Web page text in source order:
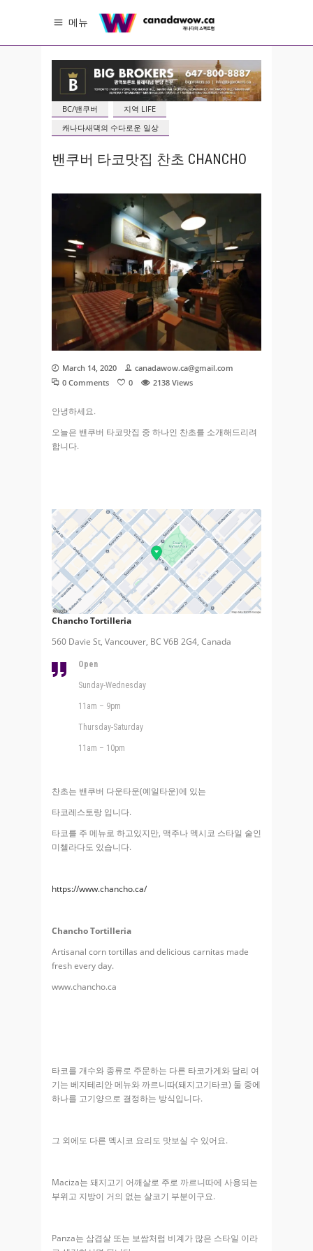
메뉴
BC/밴쿠버
지역 LIFE
캐나다새댁의 수다로운 일상
밴쿠버 타코맛집 찬초 CHANCHO
March 14, 2020
canadawow.ca@gmail.com
0 Comments
0 2138 Views
안녕하세요.
오늘은 밴쿠버 타코맛집 중 하나인 찬초를 소개해드리려
합니다.
Chancho Tortilleria
560 Davie St, Vancouver, BC V6B 2G4, Canada
Open
Sunday-Wednesday
11am – 9pm
Thursday-Saturday
11am – 10pm
찬초는 밴쿠버 다운타운(예일타운)에 있는
타코레스토랑 입니다.
타코를 주 메뉴로 하고있지만, 맥주나 멕시코 스타일 술인
미첼라다도 있습니다.
https://www.chancho.ca/
Chancho Tortilleria
Artisanal corn tortillas and delicious carnitas made
fresh every day.
www.chancho.ca
타코를 개수와 종류로 주문하는 다른 타코가게와 달리 여
기는 베지테리안 메뉴와 까르니따(돼지고기타코) 둘 중에
하나를 고기양으로 결정하는 방식입니다.
그 외에도 다른 멕시코 요리도 맛보실 수 있어요.
Maciza는 돼지고기 어깨살로 주로 까르니따에 사용되는
부위고 지방이 거의 없는 살코기 부분이구요.
Panza는 삼겹살 또는 보쌈처럼 비계가 많은 스타일 이라